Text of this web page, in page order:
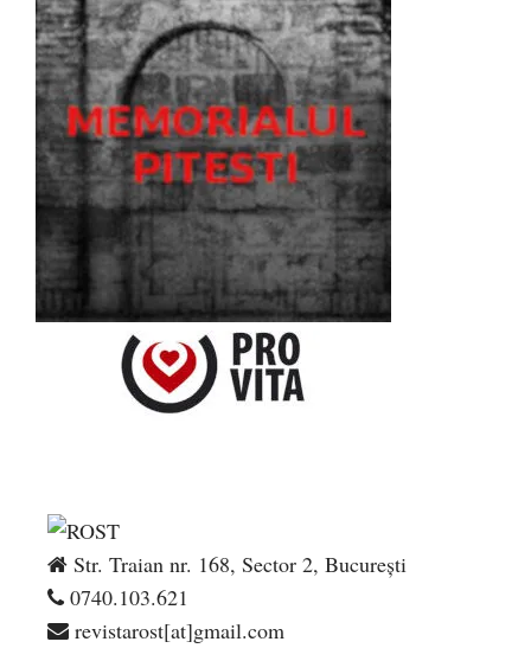
Str. Traian nr. 168, Sector 2, București
0740.103.621
revistarost[at]gmail.com